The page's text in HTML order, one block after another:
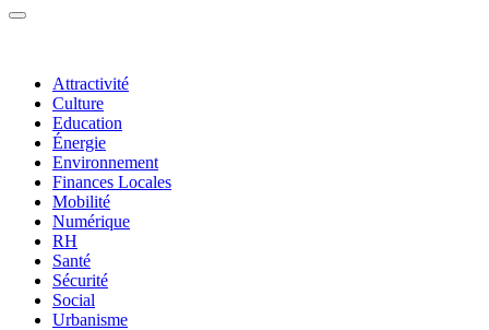
Attractivité
Culture
Education
Énergie
Environnement
Finances Locales
Mobilité
Numérique
RH
Santé
Sécurité
Social
Urbanisme